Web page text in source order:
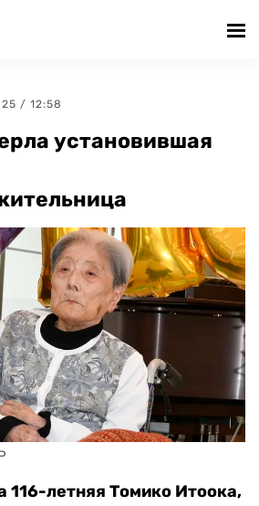
/ 12:58
установившая
116-летняя Томико Итоока,